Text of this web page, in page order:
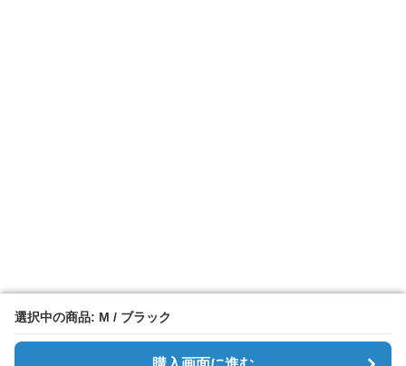
選択中の商品: M / ブラック
選択中の商品: M / ブラック